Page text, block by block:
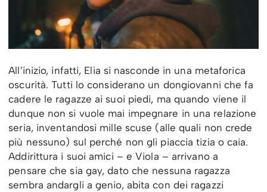
All’inizio, infatti, Elia si nasconde in una metaforica
oscurità. Tutti lo considerano un dongiovanni che fa
cadere le ragazze ai suoi piedi, ma quando viene il
dunque non si vuole mai impegnare in una relazione
seria, inventandosi mille scuse (alle quali non crede
più nessuno) sul perché non gli piaccia tizia o caia.
Addirittura i suoi amici – e Viola – arrivano a
pensare che sia gay, dato che nessuna ragazza
sembra andargli a genio, abita con dei ragazzi